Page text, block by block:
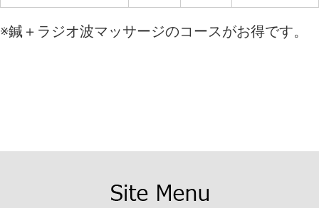
※鍼＋ラジオ波マッサージのコースがお得です。